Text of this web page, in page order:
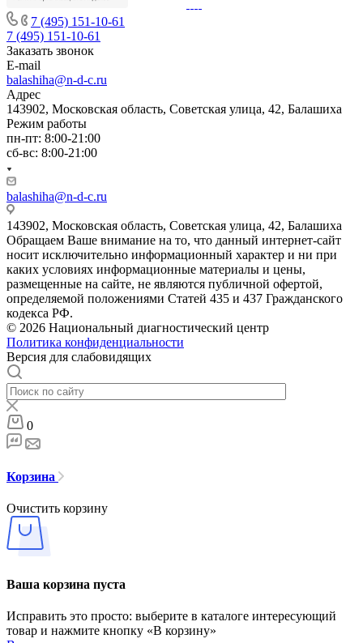
7 (495) 151-10-61
7 (495) 151-10-61
Заказать звонок
E-mail
balashiha@n-d-c.ru
Адрес
143902, Московская область, Советская улица, 42, Балашиха
Режим работы
пн-пт: 8:00-21:00
сб-вс: 8:00-21:00
balashiha@n-d-c.ru
143902, Московская область, Советская улица, 42, Балашиха
Обращаем Ваше внимание на то, что данный интернет-сайт
носит исключительно информационный характер и ни при
каких условиях информационные материалы и цены,
размещенные на сайте, не являются публичной офертой,
определяемой положениями Статей 435 и 437 Гражданского
кодекса РФ.
© 2026 Национальный диагностический центр
Политика конфиденциальности
Версия для слабовидящих
0
Корзина
Очистить корзину
Ваша корзина пуста
Исправить это просто: выберите в каталоге интересующий
товар и нажмите кнопку «В корзину»